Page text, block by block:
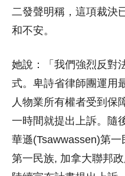
二發聲明稱，這項裁決
和不安。
她說：「我們強烈反對
式。卑詩省律師團運用
人物業所有權者受到保
一時間就提出上訴。隨
華遜(Tsawwassen)第
第一民族, 加拿大聯邦